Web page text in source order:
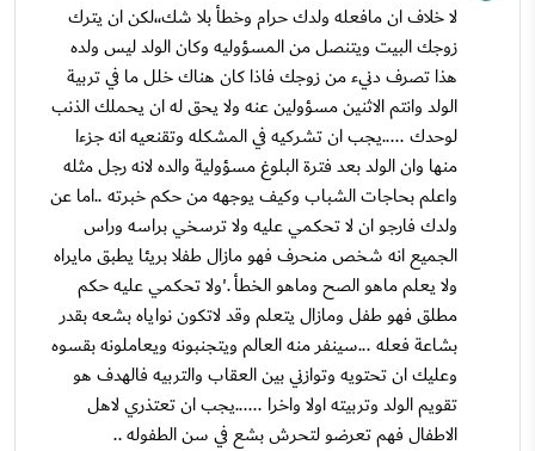
لا خلاف ان مافعله ولدك حرام وخطأ بلا شك،،لكن ان يترك
زوجك البيت ويتنصل من المسؤوليه وكان الولد ليس ولده
هذا تصرف دنيء من زوجك فاذا كان هناك خلل ما في تربية
الولد وانتم الاثنين مسؤولين عنه ولا يحق له ان يحملك الذنب
لوحدك .....يجب ان تشركيه في المشكله وتقنعيه انه جزءا
منها وان الولد بعد فترة البلوغ مسؤولية والده لانه رجل مثله
واعلم بحاجات الشباب وكيف يوجهه من حكم خبرته ..اما عن
ولدك فارجو ان لا تحكمي عليه ولا ترسخي براسه وراس
الجميع انه شخص منحرف فهو مازال طفلا بريئا يطبق مايراه
ولا يعلم ماهو الصح وماهو الخطأ .'ولا تحكمي عليه حكم
مطلق فهو طفل ومازال يتعلم وقد لاتكون نواياه بشعه بقدر
بشاعة فعله ...سينفر منه العالم ويتجنبونه ويعاملونه بقسوه
وعليك ان تحتويه وتوازني بين العقاب والتربيه فالهدف هو
تقويم الولد وتربيته اولا واخرا ......يجب ان تعتذري لاهل
الاطفال فهم تعرضو لتحرش بشع في سن الطفوله ..